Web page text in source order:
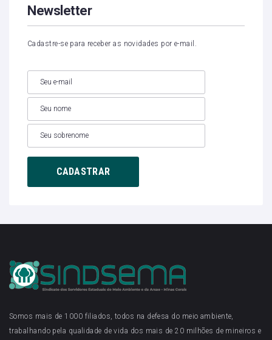
Newsletter
Cadastre-se para receber as novidades por e-mail.
Somos mais de 1000 filiados, todos na defesa do meio ambiente,
trabalhando pela qualidade de vida dos mais de 20 milhões de mineiros e